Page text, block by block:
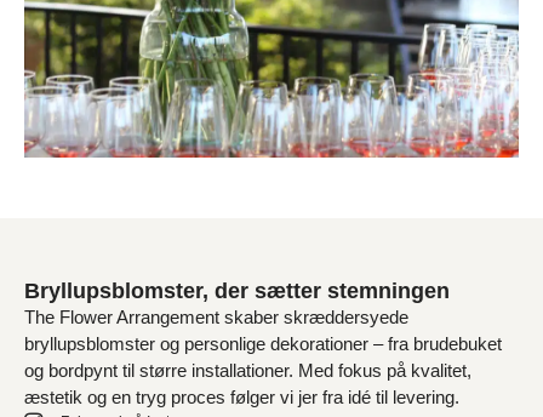
Bryllupsblomster, der sætter stemningen
The Flower Arrangement skaber skræddersyede
bryllupsblomster og personlige dekorationer – fra brudebuket
og bordpynt til større installationer. Med fokus på kvalitet,
æstetik og en tryg proces følger vi jer fra idé til levering.